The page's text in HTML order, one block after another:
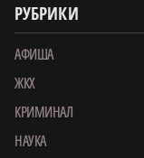
РУБРИКИ
АФИША
ЖКХ
КРИМИНАЛ
НАУКА